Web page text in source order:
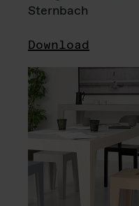
Sternbach
Download